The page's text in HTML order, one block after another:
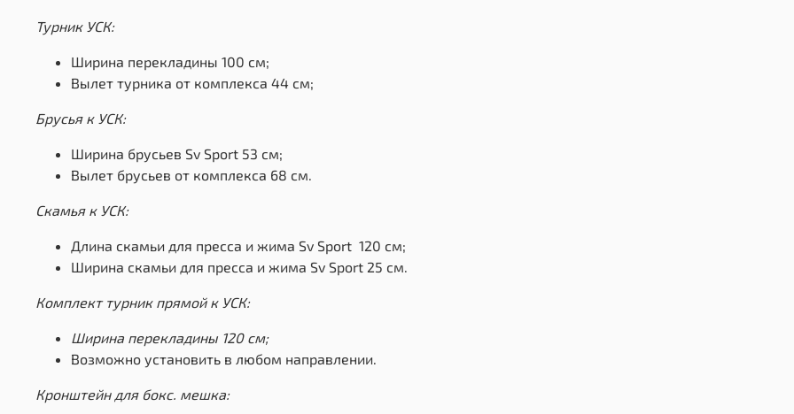
Турник УСК:
Ширина перекладины 100 см;
Вылет турника от комплекса 44 см;
Брусья к УСК:
Ширина брусьев Sv Sport 53 см;
Вылет брусьев от комплекса 68 см.
Скамья к УСК:
Длина скамьи для пресса и жима Sv Sport 120 см;
Ширина скамьи для пресса и жима Sv Sport 25 см.
Комплект турник прямой к УСК:
Ширина перекладины 120 см;
Возможно установить в любом направлении.
Кронштейн для бокс. мешка: